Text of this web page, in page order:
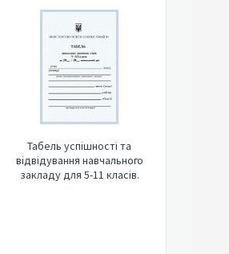
Табель успішності та
відвідування навчального
закладу для 5-11 класів.